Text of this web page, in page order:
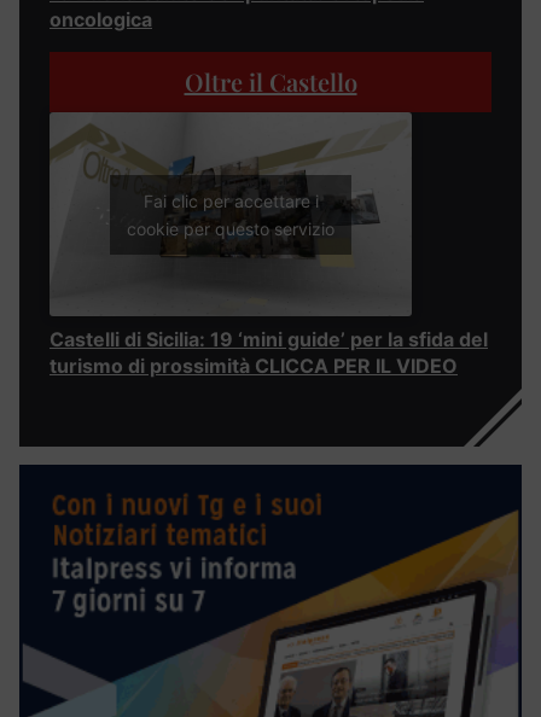
oncologica
Oltre il Castello
Fai clic per accettare i
cookie per questo servizio
Castelli di Sicilia: 19 ‘mini guide’ per la sfida del
turismo di prossimità CLICCA PER IL VIDEO